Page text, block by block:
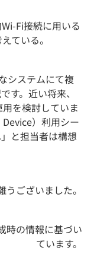
Fi接続に用いる
ている。
システムにて複
す。近い将来、
を検討していま
）利用シー
と担当者は構想
ございました。
時の情報に基づい
ています。